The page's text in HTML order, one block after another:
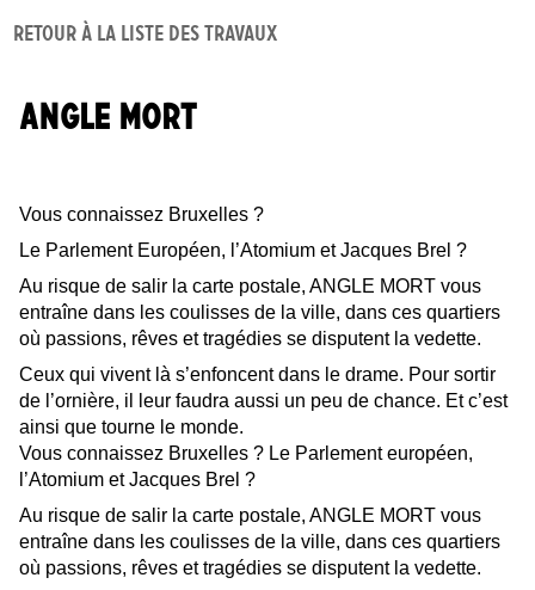
Retour à la liste des travaux
ANGLE MORT
Vous connaissez Bruxelles ?
Le Parlement Européen, l’Atomium et Jacques Brel ?
Au risque de salir la carte postale, ANGLE MORT vous
entraîne dans les coulisses de la ville, dans ces quartiers
où passions, rêves et tragédies se disputent la vedette.
Ceux qui vivent là s’enfoncent dans le drame. Pour sortir
de l’ornière, il leur faudra aussi un peu de chance. Et c’est
ainsi que tourne le monde.
Vous connaissez Bruxelles ? Le Parlement européen,
l’Atomium et Jacques Brel ?
Au risque de salir la carte postale, ANGLE MORT vous
entraîne dans les coulisses de la ville, dans ces quartiers
où passions, rêves et tragédies se disputent la vedette.